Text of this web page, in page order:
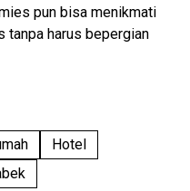
pun bisa menikmati
tanpa harus bepergian
Hotel